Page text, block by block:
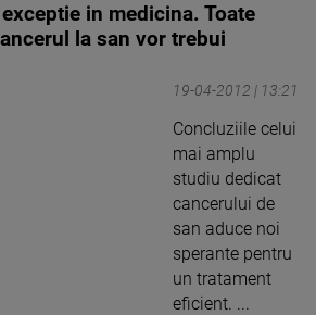
in medicina. Toate
la san vor trebui
19-04-2012 | 13:21
Concluziile celui
mai amplu
studiu dedicat
cancerului de
san aduce noi
sperante pentru
un tratament
eficient. ...